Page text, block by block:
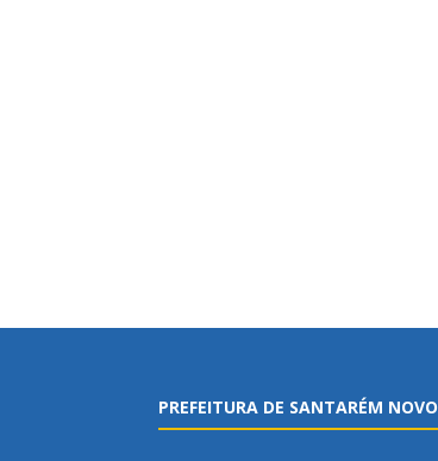
PREFEITURA DE SANTARÉM NOVO